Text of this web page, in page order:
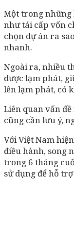
Một trong những
như tái cấp vốn
chọn dự án ra
nhanh.
Ngoài ra, nhiều
được lạm phát,
lên lạm phát, có
Liên quan vấn
cũng cần lưu ý,
Với Việt Nam
điều hành, song
trong 6 tháng
sử dụng để hỗ